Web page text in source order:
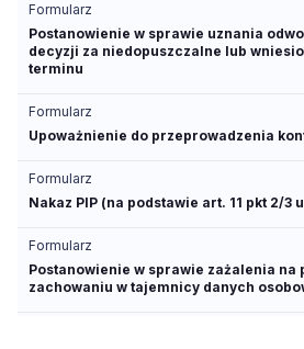
Formularz
Postanowienie w sprawie uznania
decyzji za niedopuszczalne lub
terminu
Formularz
Upoważnienie do przeprowadzenia
Formularz
Nakaz PIP (na podstawie art. 11 pkt 2/3
Formularz
Postanowienie w sprawie zażalenia na
zachowaniu w tajemnicy danych